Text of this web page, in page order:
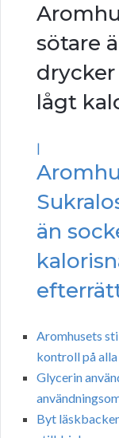
sötare
lågt
|
än
Aromhusets
kontroll på
Glycerin
Byt